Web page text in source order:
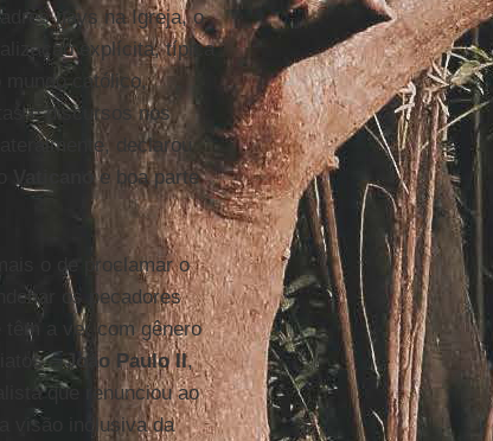
gays na Igreja, o
explícita, típica
mundo católico,
e discursos nos
declarou
Vaticanoe boa parte
o de proclamar o
os pecadores
a ver com gênero
–João Paulo II,
que renunciou ao
visão inclusiva da